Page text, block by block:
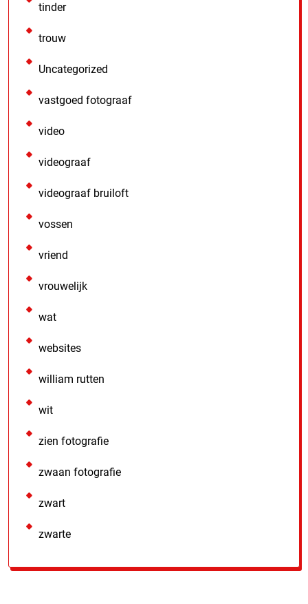
tinder
trouw
Uncategorized
vastgoed fotograaf
video
videograaf
videograaf bruiloft
vossen
vriend
vrouwelijk
wat
websites
william rutten
wit
zien fotografie
zwaan fotografie
zwart
zwarte